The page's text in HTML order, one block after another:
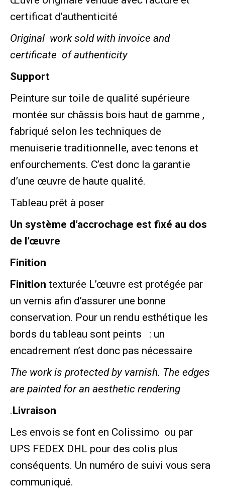
certificat d’authenticité
Original work sold with invoice and
certificate of authenticity
Support
Peinture sur toile de qualité supérieure
montée sur châssis bois haut de gamme ,
fabriqué selon les techniques de
menuiserie traditionnelle, avec tenons et
enfourchements. C’est donc la garantie
d’une œuvre de haute qualité.
Tableau prêt à poser
Un système d’accrochage est fixé au dos
de l’œuvre
Finition
Finition texturée L’œuvre est protégée par
un vernis afin d’assurer une bonne
conservation. Pour un rendu esthétique les
bords du tableau sont peints : un
encadrement n’est donc pas nécessaire
The work is protected by varnish. The edges
are painted for an aesthetic rendering
.Livraison
Les envois se font en Colissimo ou par
UPS FEDEX DHL pour des colis plus
conséquents. Un numéro de suivi vous sera
communiqué.